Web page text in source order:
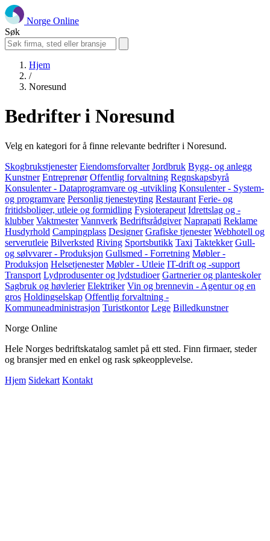
Norge Online
Søk
Hjem
/
Noresund
Bedrifter i Noresund
Velg en kategori for å finne relevante bedrifter i Noresund.
Skogbrukstjenester Eiendomsforvalter Jordbruk Bygg- og anlegg
Kunstner Entreprenør Offentlig forvaltning Regnskapsbyrå
Konsulenter - Dataprogramvare og -utvikling Konsulenter - System-
og programvare Personlig tjenesteyting Restaurant Ferie- og
fritidsboliger, utleie og formidling Fysioterapeut Idrettslag og -
klubber Vaktmester Vannverk Bedriftsrådgiver Naprapati Reklame
Husdyrhold Campingplass Designer Grafiske tjenester Webhotell og
serverutleie Bilverksted Riving Sportsbutikk Taxi Taktekker Gull-
og sølvvarer - Produksjon Gullsmed - Forretning Møbler -
Produksjon Helsetjenester Møbler - Utleie IT-drift og -support
Transport Lydprodusenter og lydstudioer Gartnerier og planteskoler
Sagbruk og høvlerier Elektriker Vin og brennevin - Agentur og en
gros Holdingselskap Offentlig forvaltning -
Kommuneadministrasjon Turistkontor Lege Billedkunstner
Norge Online
Hele Norges bedriftskatalog samlet på ett sted. Finn firmaer, steder
og bransjer med en enkel og rask søkeopplevelse.
Hjem Sidekart Kontakt